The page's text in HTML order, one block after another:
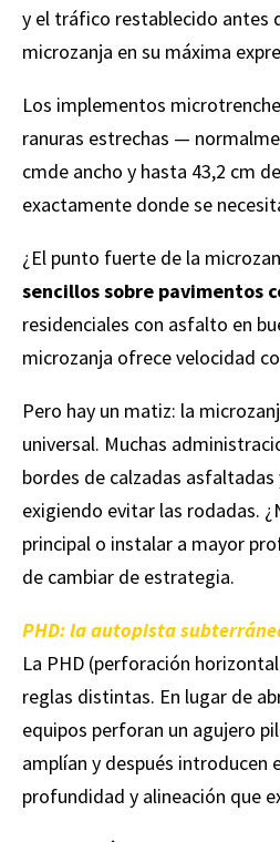
y el tráfico restablecido antes
microzanja en su máxima
Los implementos
ranuras estrechas —
cmde ancho y hasta 43,2 cm
exactamente donde se
¿El punto fuerte de la
sencillos sobre pavimentos
residenciales con asfalto en
microzanja ofrece velocidad
Pero hay un matiz: la
universal. Muchas
bordes de calzadas asfaltadas
exigiendo evitar las rodadas.
principal o instalar a mayor
de cambiar de estrategia.
PHD: la autopista
La PHD (perforación
reglas distintas. En lugar de
equipos perforan un agujero
amplían y después introducen
profundidad y alineación que